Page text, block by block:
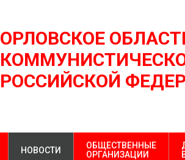
ОРЛОВСКОЕ
РОССИЙСКОЙ
НОВОСТИ
ОБЩЕСТВЕННЫЕ
ОРГАНИЗАЦИИ